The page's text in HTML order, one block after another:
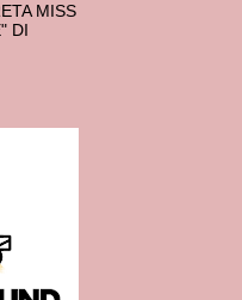
MISS
DI